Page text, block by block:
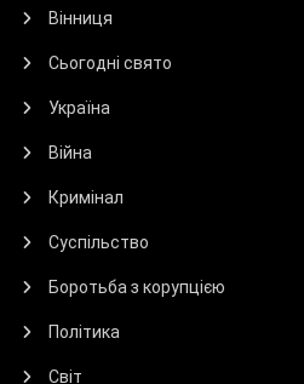
Вінниця
Сьогодні свято
Україна
Війна
Кримінал
Суспільство
Боротьба з корупцією
Політика
Світ